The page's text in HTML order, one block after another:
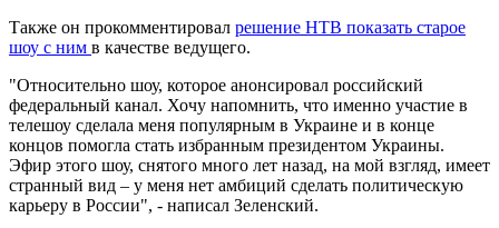
Также он прокомментировал решение НТВ показать старое
шоу с ним в качестве ведущего.
"Относительно шоу, которое анонсировал российский
федеральный канал. Хочу напомнить, что именно участие в
телешоу сделала меня популярным в Украине и в конце
концов помогла стать избранным президентом Украины.
Эфир этого шоу, снятого много лет назад, на мой взгляд, имеет
странный вид – у меня нет амбиций сделать политическую
карьеру в России", - написал Зеленский.